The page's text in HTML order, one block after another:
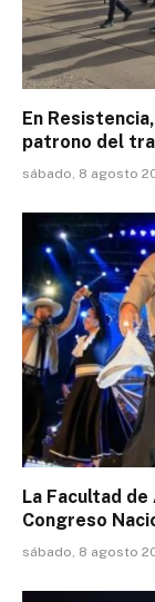
En
patrono del
sábado, 8 agosto
La Facultad
Congreso
sábado, 8 agosto